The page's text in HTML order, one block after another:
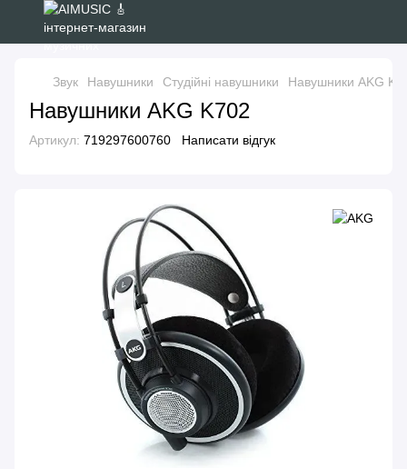
Звук Навушники Студійні навушники Навушники AKG
Навушники AKG K702
Артикул: 719297600760 Написати відгук